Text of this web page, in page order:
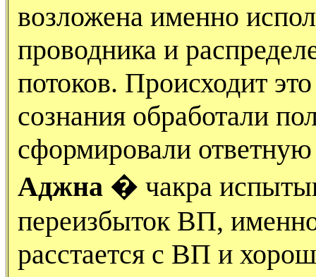
возложена именно
проводника и
потоков. Происходит
сознания обработали
сформировали
Аджна � чакра
переизбыток ВП,
расстается с ВП и